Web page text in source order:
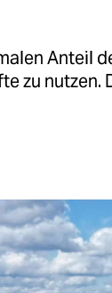
Anteil
zu nutzen.